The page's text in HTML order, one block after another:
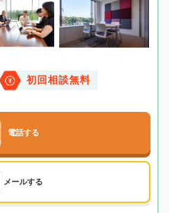
初回相談無料
電話する
メールする